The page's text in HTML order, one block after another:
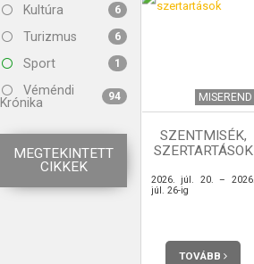
Kultúra 6
Turizmus 6
Sport 1
Véméndi
Krónika
94
MEGTEKINTETT
CIKKEK
MISEREND
SZENTMISÉK,
SZERTARTÁSOK
2026. júl. 20. – 2026.
júl. 26-ig
TOVÁBB